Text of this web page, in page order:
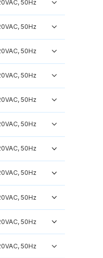
50Hz
50Hz
50Hz
50Hz
50Hz
50Hz
50Hz
50Hz
50Hz
50Hz
50Hz